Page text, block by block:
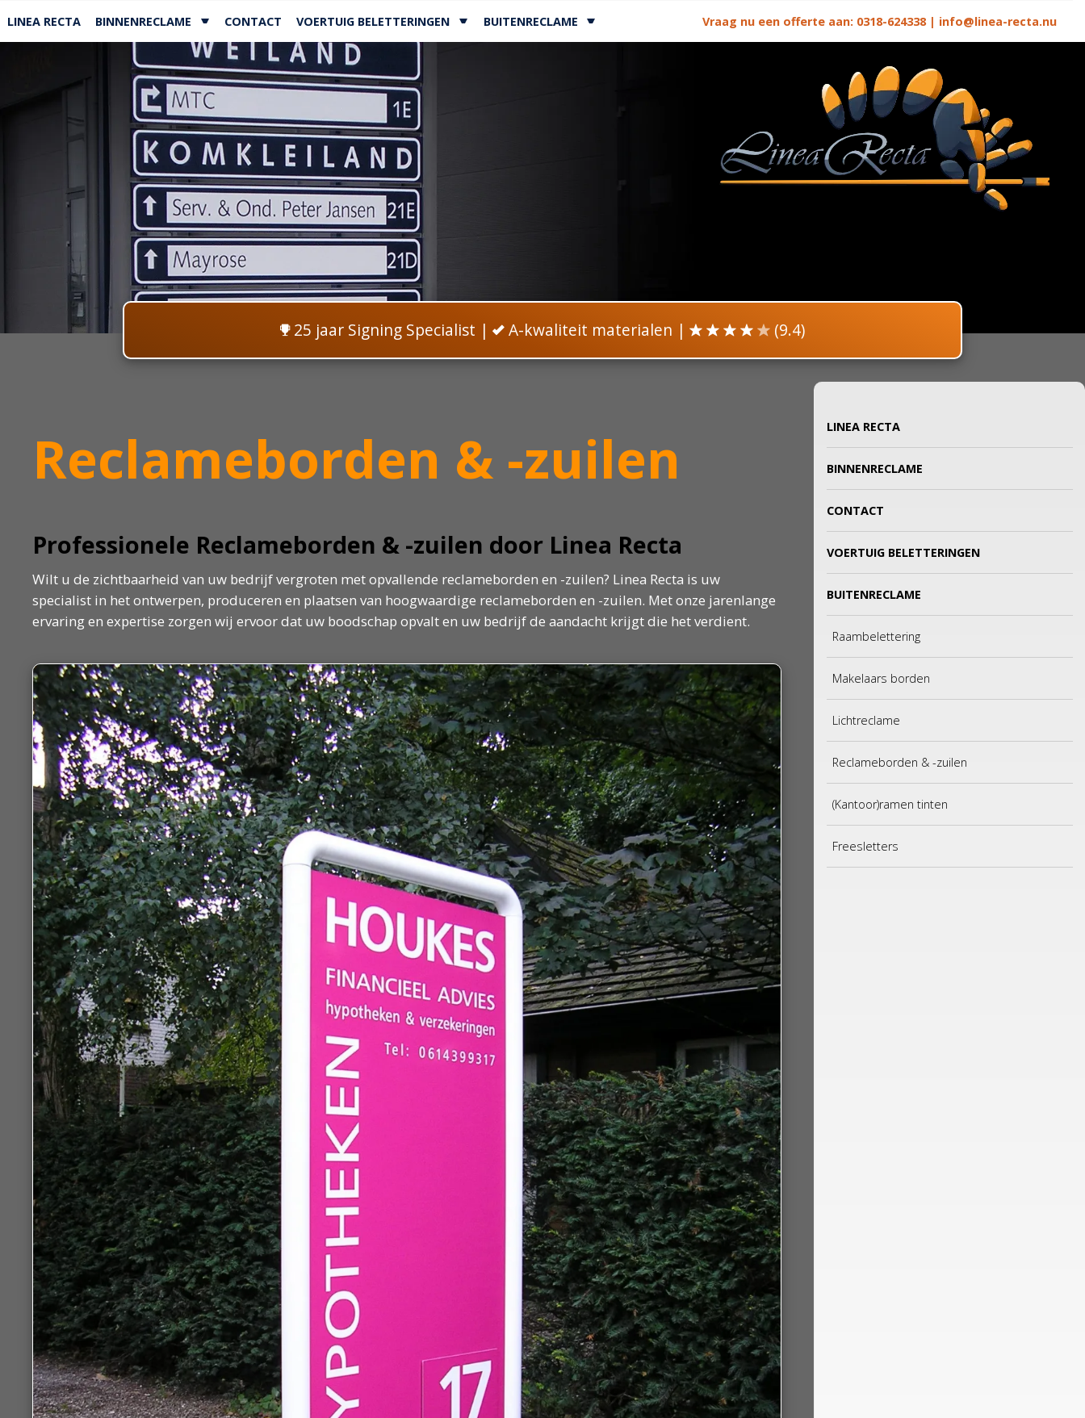
LINEA RECTA BINNENRECLAME CONTACT VOERTUIG BELETTERINGEN BUITENRECLAME Vraag nu een offerte aan: 0318-624338| info@linea-recta.nu
25 jaar Signing Specialist | A-kwaliteit materialen | (9.4)
LINEA RECTA
BINNENRECLAME
CONTACT
VOERTUIG BELETTERINGEN
BUITENRECLAME
Raambelettering
Makelaars borden
Lichtreclame
Reclameborden & -zuilen
(Kantoor)ramen tinten
Freesletters
Reclameborden & -zuilen
Professionele Reclameborden & -zuilen door Linea Recta
Wilt u de zichtbaarheid van uw bedrijf vergroten met opvallende reclameborden en -zuilen? Linea Recta is uw
specialist in het ontwerpen, produceren en plaatsen van hoogwaardige reclameborden en -zuilen. Met onze jarenlange
ervaring en expertise zorgen wij ervoor dat uw boodschap opvalt en uw bedrijf de aandacht krijgt die het verdient.